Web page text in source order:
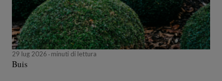
29 lug 2026 minuti di lettura
Buis